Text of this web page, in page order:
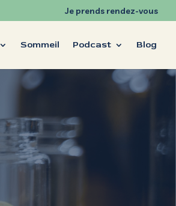
Je prends rendez-vous
Sommeil Podcast Blog